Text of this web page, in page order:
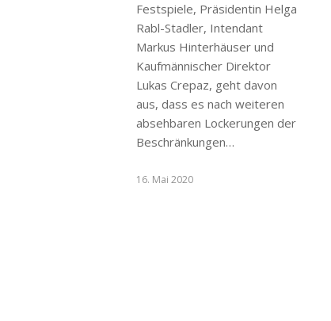
Festspiele, Präsidentin Helga
Rabl-Stadler, Intendant
Markus Hinterhäuser und
Kaufmännischer Direktor
Lukas Crepaz, geht davon
aus, dass es nach weiteren
absehbaren Lockerungen der
Beschränkungen…
16. Mai 2020